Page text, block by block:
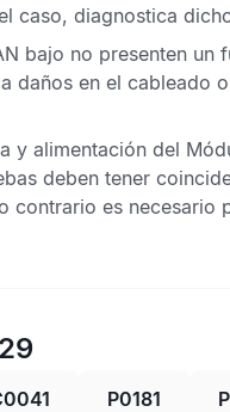
caso, diagnostica
bajo no presenten
en el cableado
y alimentación del
deben tener
contrario es necesario
P0181